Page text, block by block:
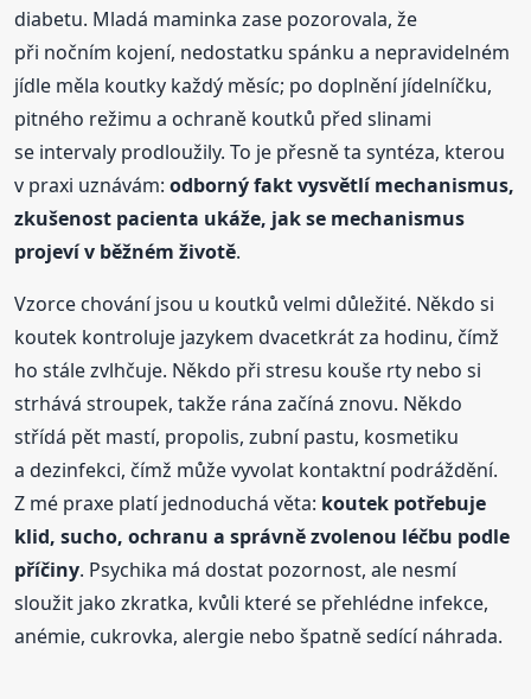
diabetu. Mladá maminka zase pozorovala, že
při nočním kojení, nedostatku spánku a nepravidelném
jídle měla koutky každý měsíc; po doplnění jídelníčku,
pitného režimu a ochraně koutků před slinami
se intervaly prodloužily. To je přesně ta syntéza, kterou
v praxi uznávám:odborný fakt vysvětlí mechanismus,
zkušenost pacienta ukáže, jak se mechanismus
projeví v běžném životě.
Vzorce chování jsou u koutků velmi důležité. Někdo si
koutek kontroluje jazykem dvacetkrát za hodinu, čímž
ho stále zvlhčuje. Někdo při stresu kouše rty nebo si
strhává stroupek, takže rána začíná znovu. Někdo
střídá pět mastí, propolis, zubní pastu, kosmetiku
a dezinfekci, čímž může vyvolat kontaktní podráždění.
Z mé praxe platí jednoduchá věta: koutek potřebuje
klid, sucho, ochranu a správně zvolenou léčbu podle
příčiny. Psychika má dostat pozornost, ale nesmí
sloužit jako zkratka, kvůli které se přehlédne infekce,
anémie, cukrovka, alergie nebo špatně sedící náhrada.